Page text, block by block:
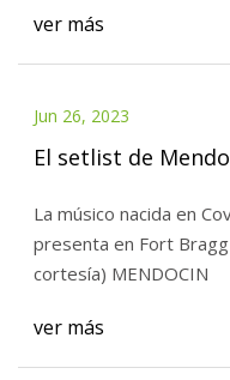
ver más
Jun 26, 2023
El setlist de
La músico nacida en
presenta en Fort
cortesía) MENDOCIN
ver más